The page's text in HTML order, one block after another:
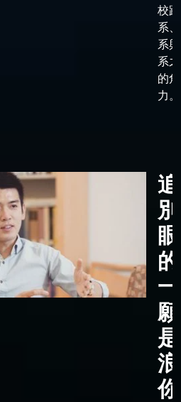
校跟
系
系
系
的角
力